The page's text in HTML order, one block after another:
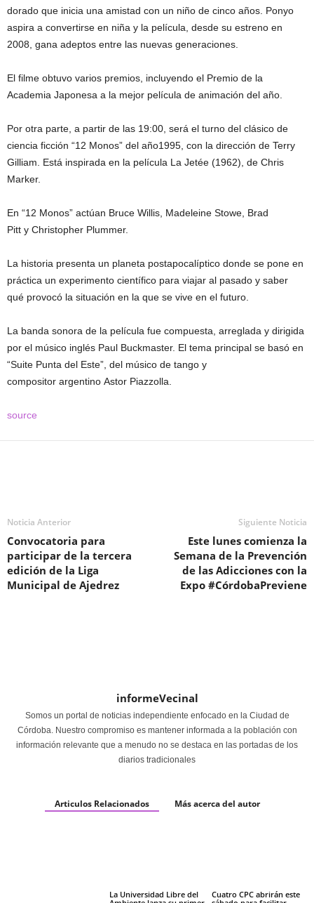
dorado que inicia una amistad con un niño de cinco años. Ponyo
aspira a convertirse en niña y la película, desde su estreno en
2008, gana adeptos entre las nuevas generaciones.
El filme obtuvo varios premios, incluyendo el Premio de la
Academia Japonesa a la mejor película de animación del año.
Por otra parte, a partir de las 19:00, será el turno del clásico de
ciencia ficción “12 Monos” del año1995, con la dirección de Terry
Gilliam. Está inspirada en la película La Jetée (1962), de Chris
Marker.
En “12 Monos” actúan Bruce Willis, Madeleine Stowe, Brad
Pitt y Christopher Plummer.
La historia presenta un planeta postapocalíptico donde se pone en
práctica un experimento científico para viajar al pasado y saber
qué provocó la situación en la que se vive en el futuro.
La banda sonora de la película fue compuesta, arreglada y dirigida
por el músico inglés Paul Buckmaster. El tema principal se basó en
“Suite Punta del Este”, del músico de tango y
compositor argentino Astor Piazzolla.
source
Noticia Anterior
Convocatoria para
participar de la tercera
edición de la Liga
Municipal de Ajedrez
Siguiente Noticia
Este lunes comienza la
Semana de la Prevención
de las Adicciones con la
Expo #CórdobaPreviene
informeVecinal
Somos un portal de noticias independiente enfocado en la Ciudad de
Córdoba. Nuestro compromiso es mantener informada a la población con
información relevante que a menudo no se destaca en las portadas de los
diarios tradicionales
Articulos Relacionados Más acerca del autor
La Universidad Libre del
Cuatro CPC abrirán este